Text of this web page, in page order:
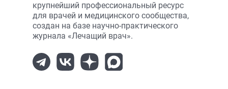
крупнейший профессиональный ресурс
для врачей и медицинского сообщества,
создан на базе научно-практического
журнала «Лечащий врач».